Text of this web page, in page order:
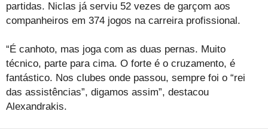
partidas. Niclas já serviu 52 vezes de garçom aos
companheiros em 374 jogos na carreira profissional.
“É canhoto, mas joga com as duas pernas. Muito
técnico, parte para cima. O forte é o cruzamento, é
fantástico. Nos clubes onde passou, sempre foi o “rei
das assistências”, digamos assim”, destacou
Alexandrakis.